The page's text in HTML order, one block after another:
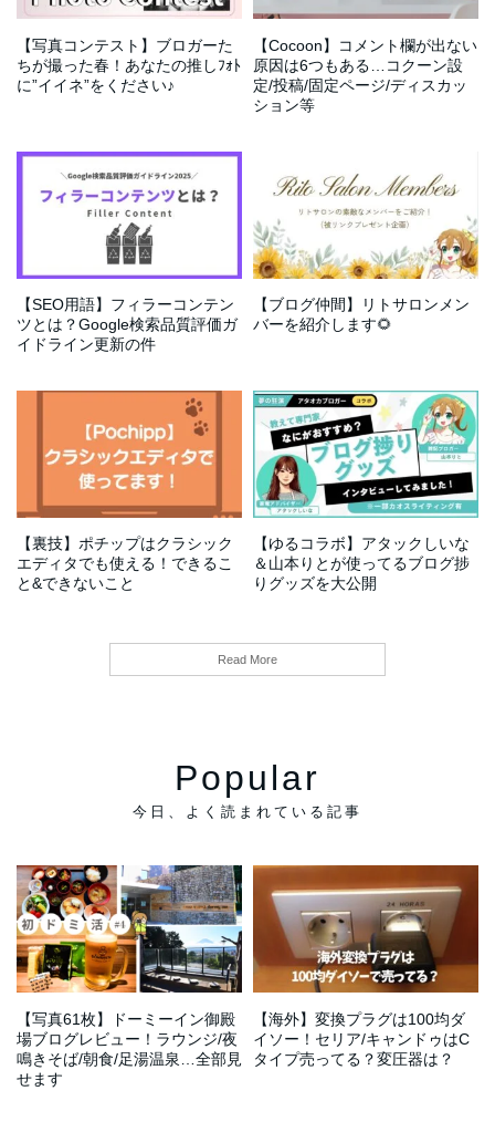
【写真コンテスト】ブロガーた
ちが撮った春！あなたの推しﾌｫﾄ
に”イイネ”をください♪
【Cocoon】コメント欄が出ない
原因は6つもある…コクーン設
定/投稿/固定ページ/ディスカッ
ション等
【SEO用語】フィラーコンテン
ツとは？Google検索品質評価ガ
イドライン更新の件
【ブログ仲間】リトサロンメン
バーを紹介します🌻
【裏技】ポチップはクラシック
エディタでも使える！できるこ
と&できないこと
【ゆるコラボ】アタックしいな
＆山本りとが使ってるブログ捗
りグッズを大公開
Read More
帰り登頂のリアル＠富士宮ルー
ト。そして皆さまありがとう
#30
品モーニング、富士山本宮浅間
大社でパワー充電、やまだ食堂
も麵屋ブルーズも美味し！ #29
すぎず楽に生きたいなら…コツ
&考え方
ぶしに何すればいい→スキルア
ップ方法5つ
【ブーム】昼活とはどういう意
Popular
【写真61枚】ドーミーイン御殿
場ブログレビュー！ラウンジ/夜
鳴きそば/朝食/足湯温泉…全部見
せます
【海外】変換プラグは100均ダ
イソー！セリア/キャンドゥはC
タイプ売ってる？変圧器は？